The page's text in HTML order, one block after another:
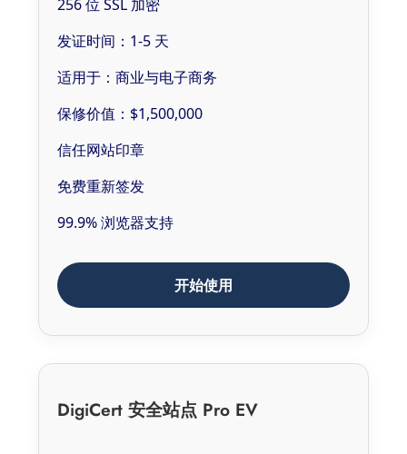
256 位 SSL 加密
发证时间：1-5 天
适用于：商业与电子商务
保修价值：$1,500,000
信任网站印章
免费重新签发
99.9% 浏览器支持
开始使用
DigiCert 安全站点 Pro EV